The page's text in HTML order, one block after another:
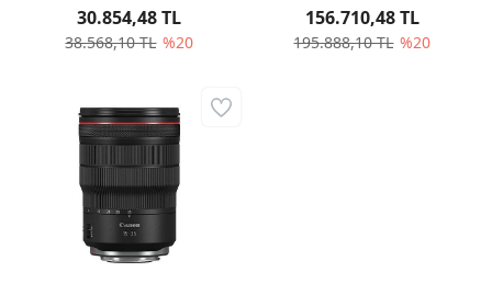
38.568,10 TL %20
30.854,48 TL
195.888,10 TL %20
156.710,48 TL